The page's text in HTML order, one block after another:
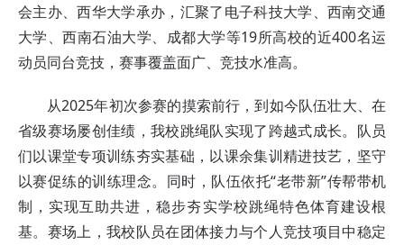
会主办、西华大学承办，汇聚了电子科技大学、西南交通
大学、西南石油大学、成都大学等19所高校的近400名运
动员同台竞技，赛事覆盖面广、竞技水准高。
从2025年初次参赛的摸索前行，到如今队伍壮大、在
省级赛场屡创佳绩，我校跳绳队实现了跨越式成长。队员
们以课堂专项训练夯实基础，以课余集训精进技艺，坚守
以赛促练的训练理念。同时，队伍依托“老带新”传帮带机
制，实现互助共进，稳步夯实学校跳绳特色体育建设根
基。赛场上，我校队员在团体接力与个人竞技项目中稳定